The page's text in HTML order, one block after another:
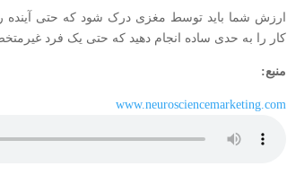
ارزش شما باید توسط مغزی درک شود که حتی آینده
کار را به حدی ساده انجام دهید که حتی یک فرد
منبع:
www.neurosciencemarketing.com